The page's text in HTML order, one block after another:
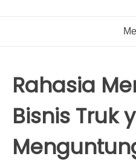
Rahasia
Bisnis Truk